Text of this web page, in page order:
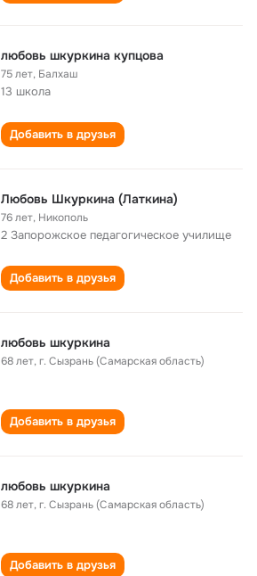
любовь шкуркина купцова
75 лет, Балхаш
13 школа
Добавить в друзья
Любовь Шкуркина (Латкина)
76 лет, Никополь
2 Запорожское педагогическое училище
Добавить в друзья
любовь шкуркина
68 лет,г. Сызрань (Самарская область)
Добавить в друзья
любовь шкуркина
68 лет,г. Сызрань (Самарская область)
Добавить в друзья